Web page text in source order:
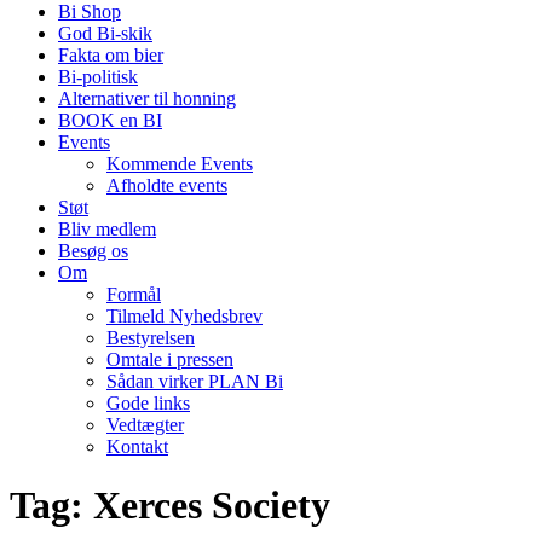
Bi Shop
God Bi-skik
Fakta om bier
Bi-politisk
Alternativer til honning
BOOK en BI
Events
Kommende Events
Afholdte events
Støt
Bliv medlem
Besøg os
Om
Formål
Tilmeld Nyhedsbrev
Bestyrelsen
Omtale i pressen
Sådan virker PLAN Bi
Gode links
Vedtægter
Kontakt
Tag: Xerces Society